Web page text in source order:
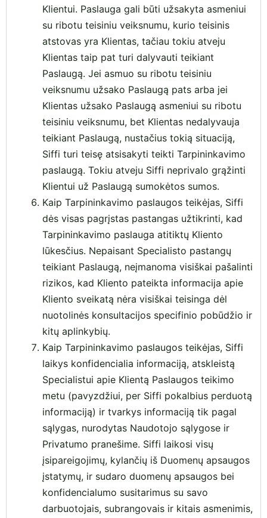
Klientui. Paslauga gali būti užsakyta asmeniui
su ribotu teisiniu veiksnumu, kurio teisinis
atstovas yra Klientas, tačiau tokiu atveju
Klientas taip pat turi dalyvauti teikiant
Paslaugą. Jei asmuo su ribotu teisiniu
veiksnumu užsako Paslaugą pats arba jei
Klientas užsako Paslaugą asmeniui su ribotu
teisiniu veiksnumu, bet Klientas nedalyvauja
teikiant Paslaugą, nustačius tokią situaciją,
Siffi turi teisę atsisakyti teikti Tarpininkavimo
paslaugą. Tokiu atveju Siffi neprivalo grąžinti
Klientui už Paslaugą sumokėtos sumos.
Kaip Tarpininkavimo paslaugos teikėjas, Siffi
dės visas pagrįstas pastangas užtikrinti, kad
Tarpininkavimo paslauga atitiktų Kliento
lūkesčius. Nepaisant Specialisto pastangų
teikiant Paslaugą, neįmanoma visiškai pašalinti
rizikos, kad Kliento pateikta informacija apie
Kliento sveikatą nėra visiškai teisinga dėl
nuotolinės konsultacijos specifinio pobūdžio ir
kitų aplinkybių.
Kaip Tarpininkavimo paslaugos teikėjas, Siffi
laikys konfidencialia informaciją, atskleistą
Specialistui apie Klientą Paslaugos teikimo
metu (pavyzdžiui, per Siffi pokalbius perduotą
informaciją) ir tvarkys informaciją tik pagal
sąlygas, nurodytas Naudotojo sąlygose ir
Privatumo pranešime. Siffi laikosi visų
įsipareigojimų, kylančių iš Duomenų apsaugos
įstatymų, ir sudaro duomenų apsaugos bei
konfidencialumo susitarimus su savo
darbuotojais, subrangovais ir kitais asmenimis,